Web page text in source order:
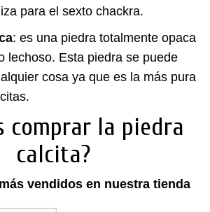
para el sexto chackra.
: es una piedra totalmente opaca
lechoso. Esta piedra se puede
cosa ya que es la más pura
comprar la piedra
calcita?
vendidos en nuestra tienda